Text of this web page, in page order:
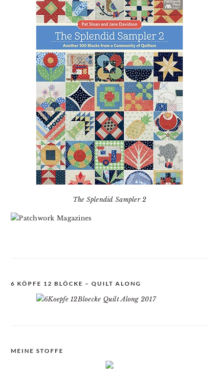
The Splendid Sampler 2
6 KÖPFE 12 BLÖCKE – QUILT ALONG
MEINE STOFFE